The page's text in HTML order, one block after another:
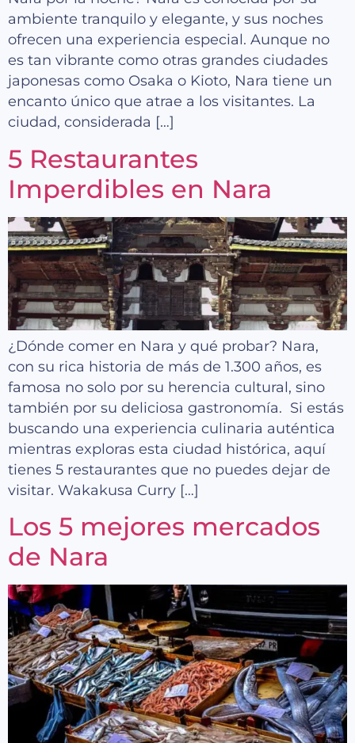
ambiente tranquilo y elegante, y sus noches
ofrecen una experiencia especial. Aunque no
es tan vibrante como otras grandes ciudades
japonesas como Osaka o Kioto, Nara tiene un
encanto único que atrae a los visitantes. La
ciudad, considerada […]
5 Restaurantes
Imperdibles en Nara
¿Dónde comer en Nara y qué probar? Nara,
con su rica historia de más de 1.300 años, es
famosa no solo por su herencia cultural, sino
también por su deliciosa gastronomía. Si estás
buscando una experiencia culinaria auténtica
mientras exploras esta ciudad histórica, aquí
tienes 5 restaurantes que no puedes dejar de
visitar. Wakakusa Curry […]
Los 5 mejores mercados
de Nara